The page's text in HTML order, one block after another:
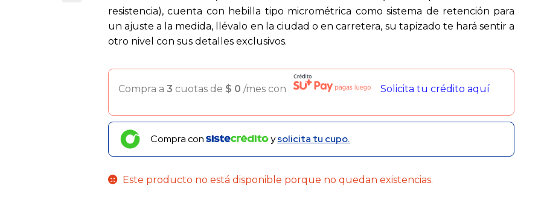
resistencia), cuenta con hebilla tipo micrométrica como sistema de retención para
un ajuste a la medida, llévalo en la ciudad o en carretera, su tapizado te hará sentir a
otro nivel con sus detalles exclusivos.
Compra a 3 cuotas de $ 0 /mes con Solicita tu crédito aquí
Compra con ysolicita tu cupo.
Este producto no está disponible porque no quedan existencias.